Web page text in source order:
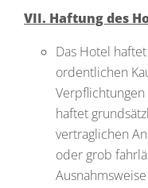
VII. Haftung des
Das Hotel
ordentlichen
Verpflichtungen
haftet
vertraglichen
oder grob
Ausnahmsweise